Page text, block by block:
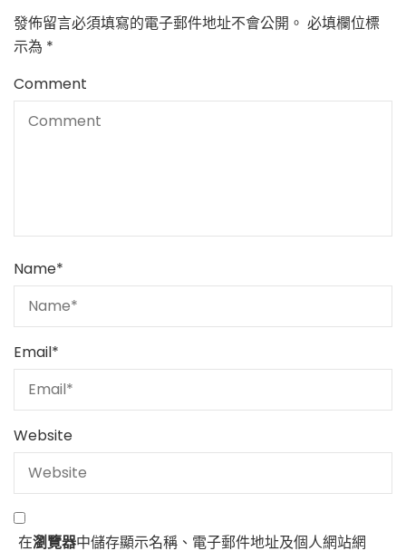
發佈留言必須填寫的電子郵件地址不會公開。 必填欄位標
示為 *
Comment
Name*
Email*
Website
在瀏覽器中儲存顯示名稱、電子郵件地址及個人網站網